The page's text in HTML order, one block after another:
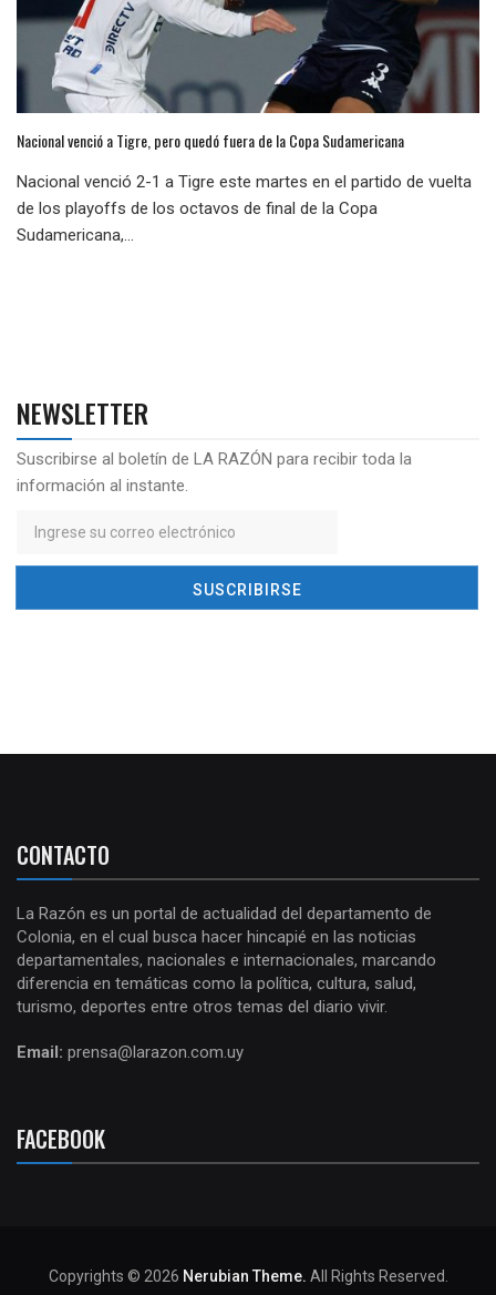
Nacional venció a Tigre, pero quedó fuera de la Copa Sudamericana
Nacional venció 2-1 a Tigre este martes en el partido de vuelta
de los playoffs de los octavos de final de la Copa
Sudamericana,...
NEWSLETTER
Suscribirse al boletín de LA RAZÓN para recibir toda la
información al instante.
CONTACTO
La Razón es un portal de actualidad del departamento de
Colonia, en el cual busca hacer hincapié en las noticias
departamentales, nacionales e internacionales, marcando
diferencia en temáticas como la política, cultura, salud,
turismo, deportes entre otros temas del diario vivir.
Email: prensa@larazon.com.uy
FACEBOOK
Copyrights © 2026 Nerubian Theme. All Rights Reserved.